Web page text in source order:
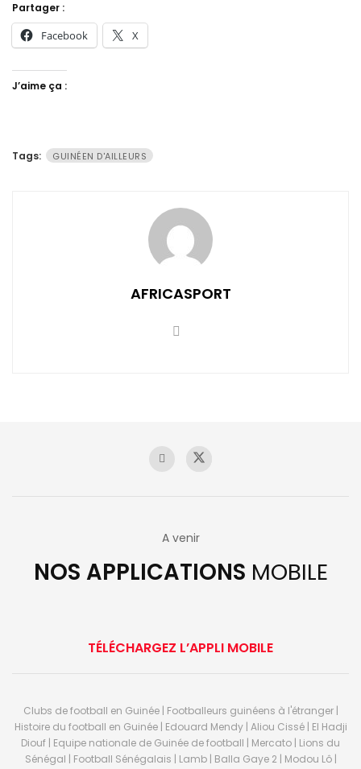
Partager :
Facebook X
J’aime ça :
Tags: GUINÉEN D'AILLEURS
AFRICASPORT
A venir
NOS APPLICATIONS MOBILE
TÉLÉCHARGEZ L’APPLI MOBILE
Clubs de football en Guinée | Footballeurs guinéens à l'étranger |
Histoire du football en Guinée | Edouard Mendy | Aliou Cissé | El Hadji
Diouf | Equipe nationale de Guinée de football | Mercato | Lions du
Sénégal | Football Sénégalais | Lamb | Balla Gaye 2 | Modou Lô |